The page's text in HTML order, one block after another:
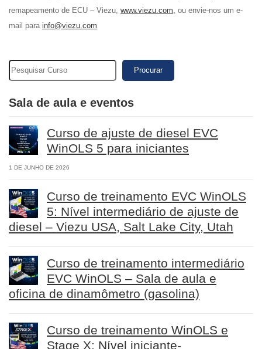
remapeamento de ECU – Viezu, www.viezu.com, ou envie-nos um e-
mail para info@viezu.com
Procurar
Sala de aula e eventos
Curso de ajuste de diesel EVC
WinOLS 5 para iniciantes
1 DE JUNHO DE 2026
Curso de treinamento EVC WinOLS
5: Nível intermediário de ajuste de
diesel – Viezu USA, Salt Lake City, Utah
Curso de treinamento intermediário
EVC WinOLS – Sala de aula e
oficina de dinamômetro (gasolina)
Curso de treinamento WinOLS e
Stage X: Nível iniciante-